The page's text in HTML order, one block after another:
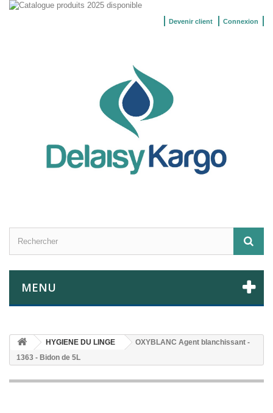
Connexion
Devenir client
MENU
HYGIENE DU LINGE
OXYBLANC Agent blanchissant -
1363 - Bidon de 5L